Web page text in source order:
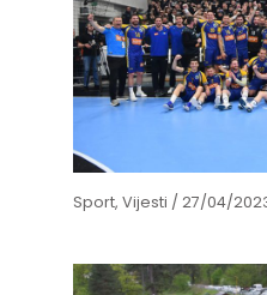
Sport,Vijesti /27/04/